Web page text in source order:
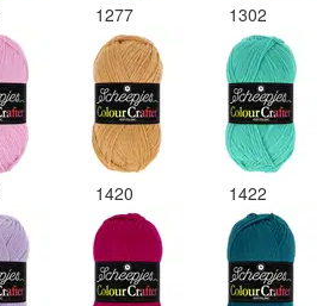
1277 1302
1420 1422